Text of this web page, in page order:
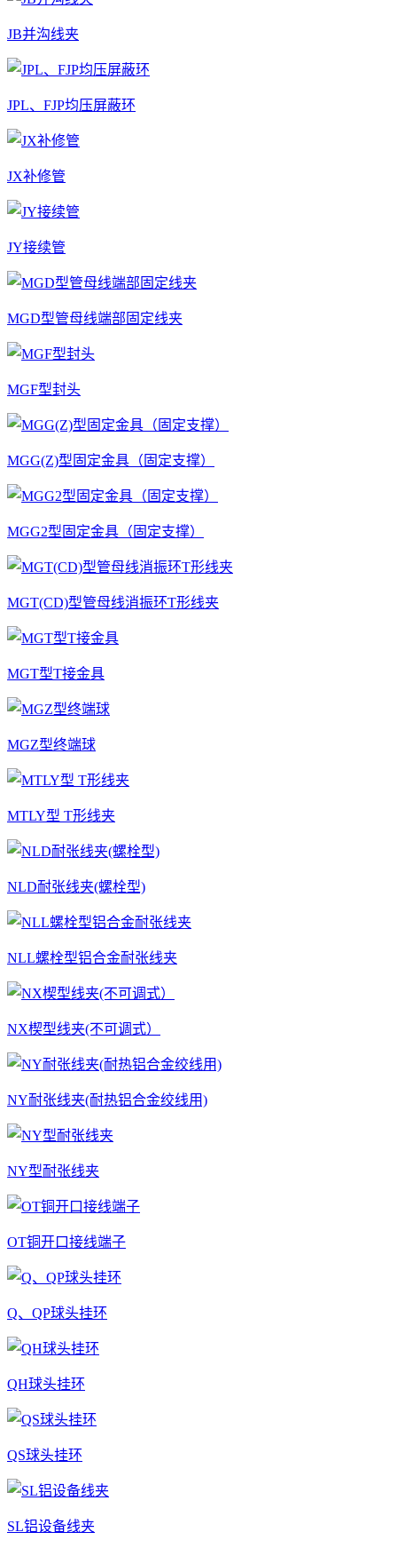
JB并沟线夹
JPL、FJP均压屏蔽环
JX补修管
JY接续管
MGD型管母线端部固定线夹
MGF型封头
MGG(Z)型固定金具（固定支撑）
MGG2型固定金具（固定支撑）
MGT(CD)型管母线消振环T形线夹
MGT型T接金具
MGZ型终端球
MTLY型 T形线夹
NLD耐张线夹(螺栓型)
NLL螺栓型铝合金耐张线夹
NX楔型线夹(不可调式）
NY耐张线夹(耐热铝合金绞线用)
NY型耐张线夹
OT铜开口接线端子
Q、QP球头挂环
QH球头挂环
QS球头挂环
SL铝设备线夹